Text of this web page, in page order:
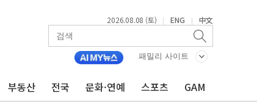
2026.08.08 (토) | ENG | 中文
패밀리 사이트
부동산 전국 문화·연예 스포츠 GAM
주의보'...경북도, 호우 피해·통제구간 없어